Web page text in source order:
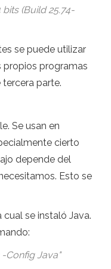
(Build 25.74-
se puede utilizar
propios programas
parte.
Se usan en
cierto
depende del
Esto se
se instaló Java.
Config Java"